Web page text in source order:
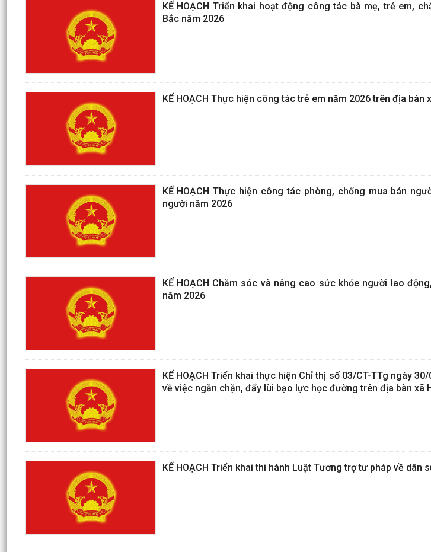
KẾ HOẠCH Triển khai hoạt động công tác bà mẹ, trẻ em,
Bắc năm 2026
KẾ HOẠCH Thực hiện công tác trẻ em năm 2026 trên địa bàn
KẾ HOẠCH Thực hiện công tác phòng, chống mua bán
người năm 2026
KẾ HOẠCH Chăm sóc và nâng cao sức khỏe người lao
năm 2026
KẾ HOẠCH Triển khai thực hiện Chỉ thị số 03/CT-TTg ngày
về việc ngăn chặn, đẩy lùi bạo lực học đường trên địa bàn xã
KẾ HOẠCH Triển khai thi hành Luật Tương trợ tư pháp về dân